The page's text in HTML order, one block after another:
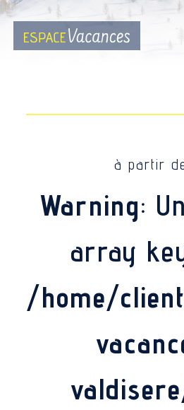
à partir
Warning:
array
/home/